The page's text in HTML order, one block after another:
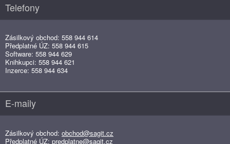
Telefony
Zásilkový obchod: 558 944 614
Předplatné ÚZ: 558 944 615
Software: 558 944 629
Knihkupci: 558 944 621
Inzerce: 558 944 634
E-maily
Zásilkový obchod: obchod@sagit.cz
Předplatné ÚZ: predplatne@sagit.cz